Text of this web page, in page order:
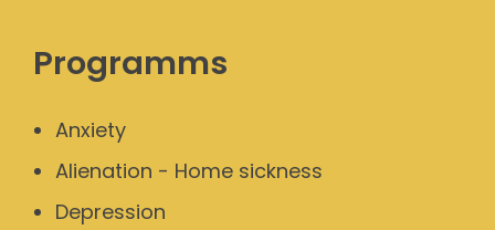
Programms
Anxiety
Alienation - Home sickness
Depression